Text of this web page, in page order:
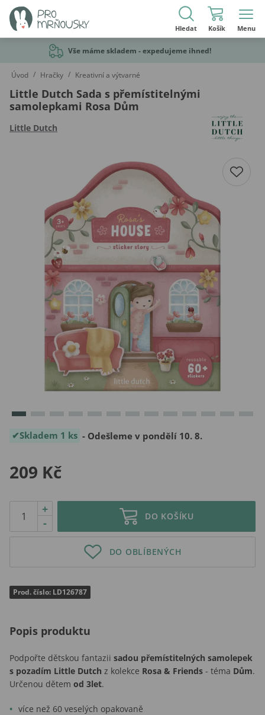
Hledat Košík Menu
Vše máme skladem - expedujeme ihned!
Úvod / Hračky / Kreativní a výtvarné
Little Dutch Sada s přemístitelnými
samolepkami Rosa Dům
Little Dutch
Skladem 1 ks - Odešleme v pondělí 10. 8.
209 Kč
-
+
DO KOŠÍKU
DO OBLÍBENÝCH
Prod. číslo: LD126787
Popis produktu
Podpořte dětskou fantazii sadou přemístitelných samolepek
s pozadím Little Dutch z kolekce Rosa & Friends - téma Dům.
Určenou dětem od 3let.
více než 60 veselých opakovaně